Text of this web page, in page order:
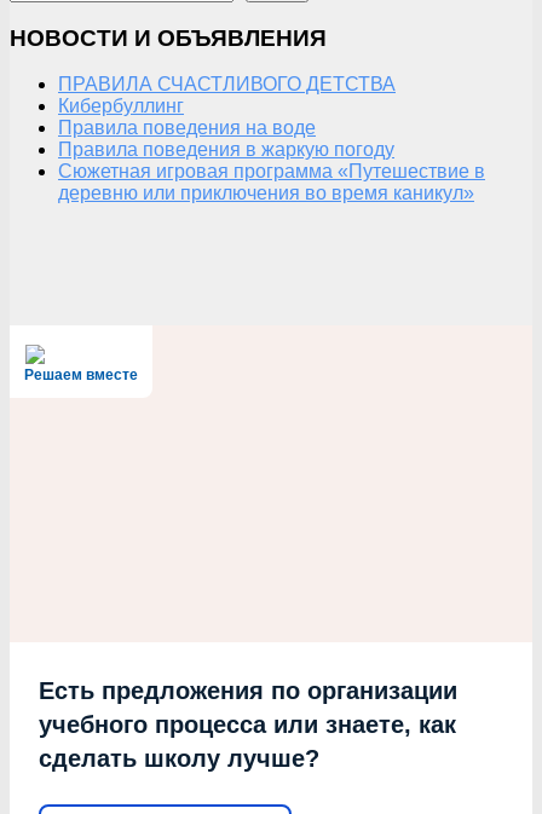
НОВОСТИ И ОБЪЯВЛЕНИЯ
ПРАВИЛА СЧАСТЛИВОГО ДЕТСТВА
Кибербуллинг
Правила поведения на воде
Правила поведения в жаркую погоду
Сюжетная игровая программа «Путешествие в
деревню или приключения во время каникул»
Решаем вместе
Есть предложения по организации
учебного процесса или знаете, как
сделать школу лучше?